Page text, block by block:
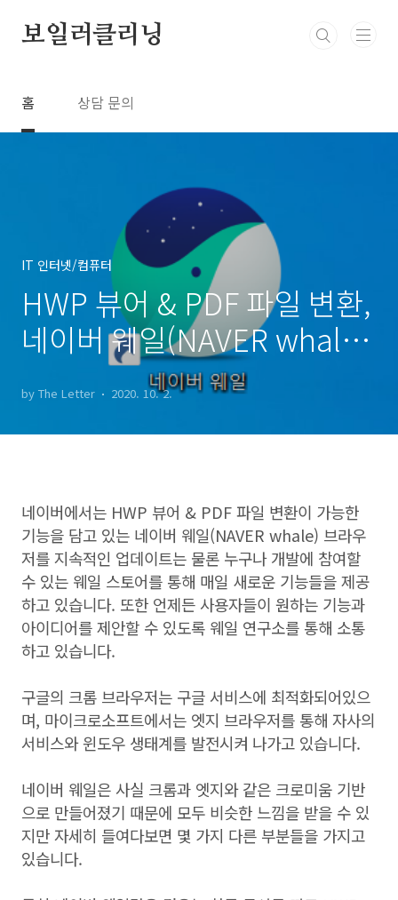
보일러클리닝
홈 상담 문의
IT 인터넷/컴퓨터
HWP 뷰어 & PDF 파일 변환,
네이버 웨일(NAVER whale)
브라우저!
by The Letter 2020. 10. 2.
네이버에서는 HWP 뷰어 & PDF 파일 변환이 가능한
기능을 담고 있는 네이버 웨일(NAVER whale) 브라우
저를 지속적인 업데이트는 물론 누구나 개발에 참여할
수 있는 웨일 스토어를 통해 매일 새로운 기능들을 제공
하고 있습니다. 또한 언제든 사용자들이 원하는 기능과
아이디어를 제안할 수 있도록 웨일 연구소를 통해 소통
하고 있습니다.
구글의 크롬 브라우저는 구글 서비스에 최적화되어있으
며, 마이크로소프트에서는 엣지 브라우저를 통해 자사의
서비스와 윈도우 생태계를 발전시켜 나가고 있습니다.
네이버 웨일은 사실 크롬과 엣지와 같은 크로미움 기반
으로 만들어졌기 때문에 모두 비슷한 느낌을 받을 수 있
지만 자세히 들여다보면 몇 가지 다른 부분들을 가지고
있습니다.